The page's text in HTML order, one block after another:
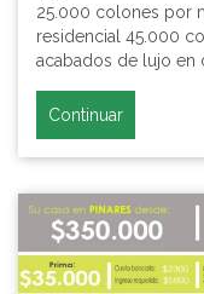
25.000 colones por
residencial 45.000
acabados de lujo en
Continuar